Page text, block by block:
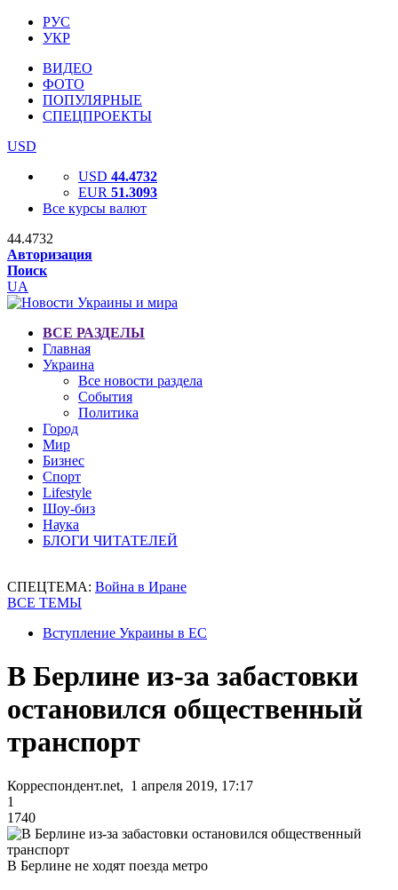
РУС
УКР
ВИДЕО
ФОТО
ПОПУЛЯРНЫЕ
СПЕЦПРОЕКТЫ
USD
USD 44.4732
EUR 51.3093
Все курсы валют
44.4732
Авторизация
Поиск
UA
ВСЕ РАЗДЕЛЫ
Главная
Украина
Все новости раздела
События
Политика
Город
Мир
Бизнес
Спорт
Lifestyle
Шоу-биз
Наука
БЛОГИ ЧИТАТЕЛЕЙ
СПЕЦТЕМА: Война в Иране
ВСЕ ТЕМЫ
Вступление Украины в ЕС
В Берлине из-за забастовки
остановился общественный
транспорт
Корреспондент.net, 1 апреля 2019, 17:17
1
1740
В Берлине не ходят поезда метро